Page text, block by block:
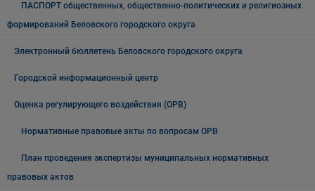
ПАСПОРТ общественных, общественно-политических и религиозных
формирований Беловского городского округа
Электронный бюллетень Беловского городского округа
Городской информационный центр
Оценка регулирующего воздействия (ОРВ)
Нормативные правовые акты по вопросам ОРВ
План проведения экспертизы муниципальных нормативных
правовых актов